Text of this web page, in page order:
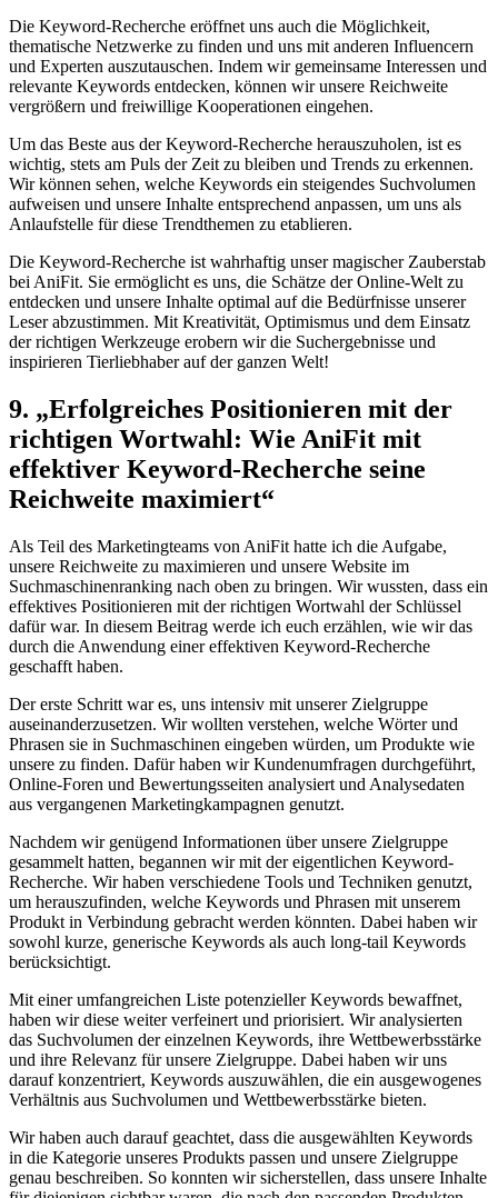
Die⁢ Keyword-Recherche⁤ eröffnet uns​ auch ​die Möglichkeit,
thematische Netzwerke zu finden und uns ⁤mit ⁤anderen Influencern
und Experten⁤ auszutauschen. Indem‍ wir gemeinsame Interessen und
relevante⁢ Keywords‌ entdecken, können wir unsere Reichweite
vergrößern und​ freiwillige‌ Kooperationen eingehen.
Um das Beste aus der Keyword-Recherche⁤ herauszuholen,‍ ist⁤ es​
wichtig, stets am Puls der ⁣Zeit zu bleiben und Trends zu erkennen.
Wir können sehen, ⁤welche Keywords ein steigendes Suchvolumen
aufweisen⁢ und ‍unsere Inhalte entsprechend ​anpassen, ​um‍ uns als
Anlaufstelle für ‍diese Trendthemen zu ​etablieren.
Die‌ Keyword-Recherche ist wahrhaftig unser magischer Zauberstab
bei AniFit. Sie ermöglicht es uns, die ​Schätze der Online-Welt zu
entdecken und ⁣unsere Inhalte optimal auf ‍die Bedürfnisse‍ unserer
Leser ⁤abzustimmen. Mit Kreativität, Optimismus und ⁤dem Einsatz
der richtigen‍ Werkzeuge erobern⁣ wir die ⁣Suchergebnisse ​und
inspirieren Tierliebhaber auf der ganzen Welt!
9. „Erfolgreiches⁢ Positionieren mit der⁣
richtigen Wortwahl: Wie ⁢AniFit ‌mit
effektiver​ Keyword-Recherche ⁣seine
Reichweite ⁤maximiert“
Als Teil des Marketingteams von AniFit hatte ⁢ich die Aufgabe,
unsere ‍Reichweite zu ⁤maximieren‍ und unsere Website im⁣
Suchmaschinenranking ‌nach ​oben‍ zu bringen. Wir wussten, dass ein
effektives Positionieren mit der richtigen Wortwahl‍ der Schlüssel
dafür ‌war. In diesem Beitrag werde​ ich euch erzählen, wie wir das
durch​ die Anwendung⁣ einer effektiven Keyword-Recherche
⁢geschafft haben.
Der erste ‌Schritt war es, uns intensiv mit unserer Zielgruppe
auseinanderzusetzen. Wir wollten ​verstehen, welche Wörter und⁤
Phrasen ‌sie in Suchmaschinen​ eingeben ⁣würden, um Produkte wie⁢
unsere ‍zu​ finden. ⁣Dafür haben wir Kundenumfragen durchgeführt,
Online-Foren ‍und ‍Bewertungsseiten⁤ analysiert und Analysedaten
⁤aus vergangenen Marketingkampagnen‍ genutzt.
Nachdem ⁤wir genügend Informationen über unsere Zielgruppe
‍gesammelt hatten, begannen wir ​mit der eigentlichen Keyword-
Recherche. Wir‍ haben verschiedene ⁤Tools⁣ und Techniken genutzt,
um herauszufinden, ‍welche ‌Keywords und Phrasen mit unserem
⁤Produkt in Verbindung‍ gebracht werden könnten. Dabei⁢ haben​ wir
sowohl kurze, generische Keywords⁣ als auch⁢ long-tail Keywords
berücksichtigt.
Mit einer umfangreichen Liste‌ potenzieller Keywords ​bewaffnet,
haben wir diese weiter⁣ verfeinert und priorisiert. ‍Wir⁣ analysierten‌
das ⁢Suchvolumen der einzelnen Keywords, ihre Wettbewerbsstärke
⁢und ‍ihre Relevanz für unsere Zielgruppe. Dabei⁢ haben wir ⁣uns
darauf konzentriert,‍ Keywords auszuwählen, die ein ausgewogenes
⁣Verhältnis aus Suchvolumen und Wettbewerbsstärke‌ bieten.
Wir haben auch ⁤darauf geachtet, dass die ausgewählten Keywords
in die Kategorie​ unseres Produkts ⁤passen und unsere Zielgruppe
genau beschreiben. So konnten wir⁤ sicherstellen, dass unsere Inhalte